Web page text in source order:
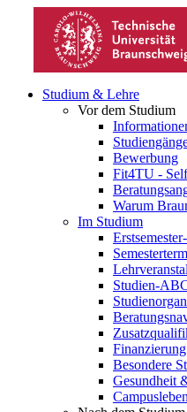
Studium & Lehre
Vor dem Studium
Bewerbung
Fit4TU -
Warum
Im Studium
Studien-
Besondere
Gesundheit
Campusleben